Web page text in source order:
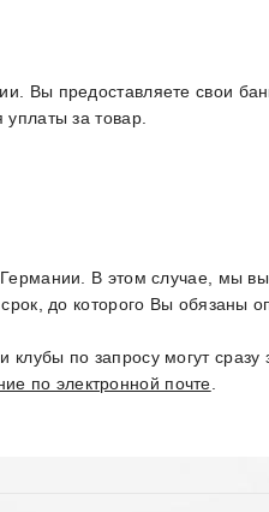
Вы предоставляете свои
за товар.
В этом случае, мы
до которого Вы обязаны
по запросу могут сразу
по электронной почте